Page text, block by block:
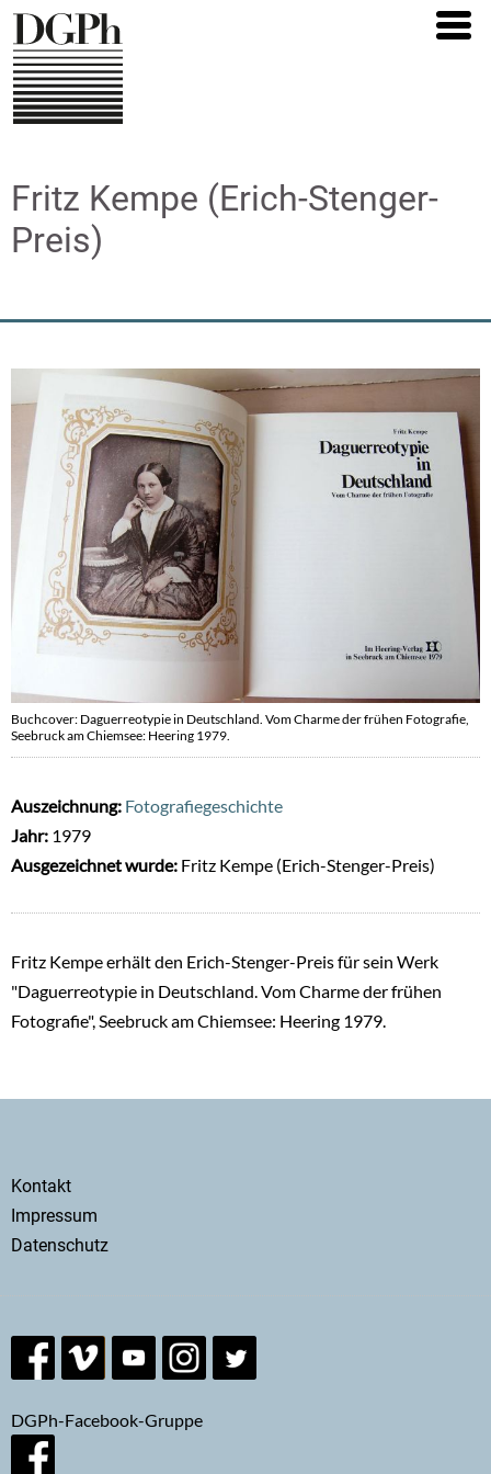
Direkt
zum
Inhalt
Fritz Kempe (Erich-Stenger-
Preis)
Buchcover: Daguerreotypie in Deutschland. Vom Charme der frühen Fotografie,
Seebruck am Chiemsee: Heering 1979.
Auszeichnung: Fotografiegeschichte
Jahr: 1979
Ausgezeichnet wurde: Fritz Kempe (Erich-Stenger-Preis)
Fritz Kempe erhält den Erich-Stenger-Preis für sein Werk
"Daguerreotypie in Deutschland. Vom Charme der frühen
Fotografie", Seebruck am Chiemsee: Heering 1979.
Secondary
menu
Kontakt
Impressum
Datenschutz
DGPh-Facebook-Gruppe